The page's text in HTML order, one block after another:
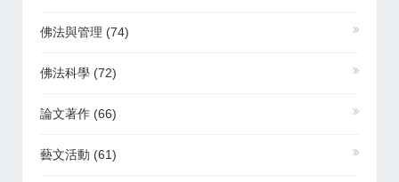
佛法與管理 (74)
佛法科學 (72)
論文著作 (66)
藝文活動 (61)